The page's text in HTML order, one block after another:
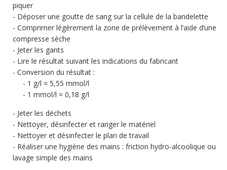
piquer
Déposer une goutte de sang sur la cellule de la bandelette
Comprimer légèrement la zone de prélèvement à l’aide d’une
compresse sèche
Jeter les gants
Lire le résultat suivant les indications du fabricant
Conversion du résultat :
1 g/l = 5,55 mmol/l
1 mmol/l = 0,18 g/l
Jeter les déchets
Nettoyer, désinfecter et ranger le matériel
Nettoyer et désinfecter le plan de travail
Réaliser une hygiène des mains : friction hydro-alcoolique ou
lavage simple des mains